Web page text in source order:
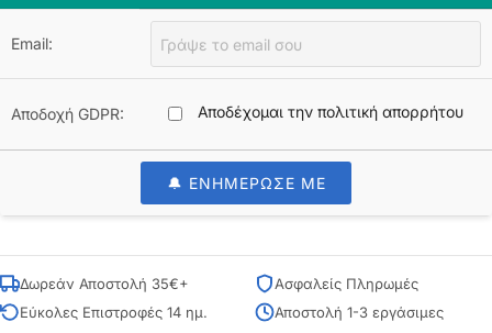
Email:
Αποδοχή GDPR: Αποδέχομαι την πολιτική απορρήτου
🔔 ΕΝΗΜΕΡΩΣΕ ΜΕ
Δωρεάν Αποστολή 35€+
Ασφαλείς Πληρωμές
Εύκολες Επιστροφές 14 ημ.
Αποστολή 1-3 εργάσιμες